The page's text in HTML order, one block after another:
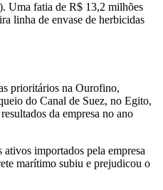
Uma fatia de R$ 13,2 milhões
linha de envase de herbicidas
prioritários na Ourofino,
do Canal de Suez, no Egito,
da empresa no ano
importados pela empresa
marítimo subiu e prejudicou o